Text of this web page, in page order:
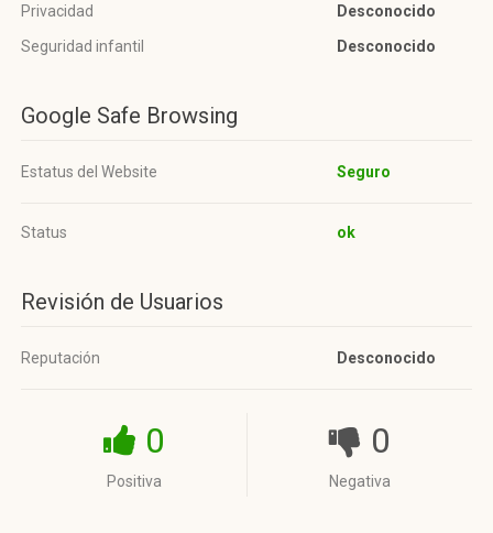
Privacidad
Desconocido
Seguridad infantil
Desconocido
Google Safe Browsing
Estatus del Website Seguro
Status ok
Revisión de Usuarios
Reputación Desconocido
0
Positiva
0
Negativa